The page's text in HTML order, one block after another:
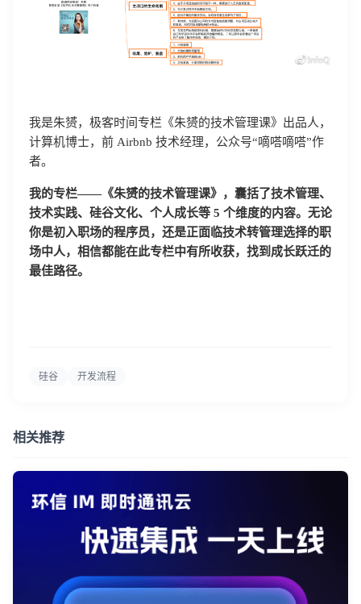
我是朱赟，极客时间专栏《朱赟的技术管理课》出品人，
计算机博士，前 Airbnb 技术经理，公众号“嘀嗒嘀嗒”作
者。
我的专栏——《朱赟的技术管理课》，囊括了技术管理、
技术实践、硅谷文化、个人成长等 5 个维度的内容。无论
你是初入职场的程序员，还是正面临技术转管理选择的职
场中人，相信都能在此专栏中有所收获，找到成长跃迁的
最佳路径。
硅谷 开发流程
相关推荐